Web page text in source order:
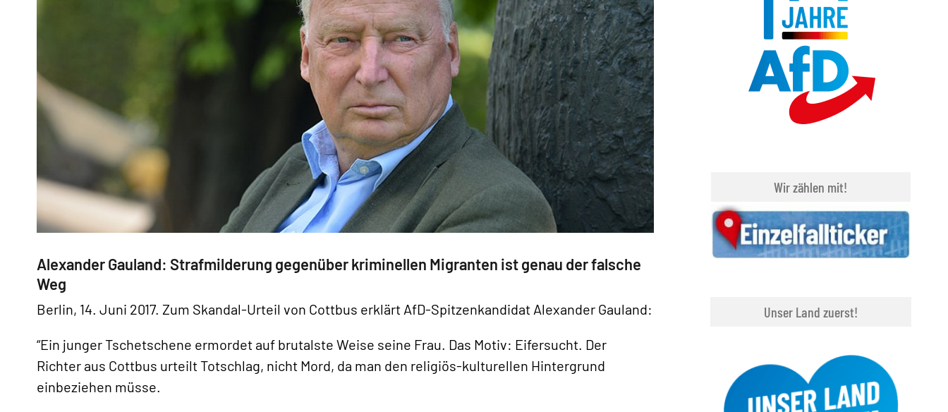
Alexander Gauland: Strafmilderung gegenüber kriminellen Migranten ist genau der falsche
Weg
Berlin, 14. Juni 2017. Zum Skandal-Urteil von Cottbus erklärt AfD-Spitzenkandidat Alexander Gauland:
“Ein junger Tschetschene ermordet auf brutalste Weise seine Frau. Das Motiv: Eifersucht. Der
Richter aus Cottbus urteilt Totschlag, nicht Mord, da man den religiös-kulturellen Hintergrund
einbeziehen müsse.
Wir zählen mit!
Unser Land zuerst!